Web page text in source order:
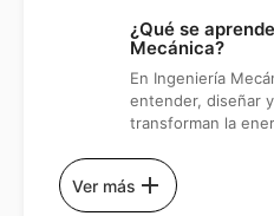
¿Qué se
Mecánica?
En Ingeniería
entender, diseñar
transforman la
Ver más add